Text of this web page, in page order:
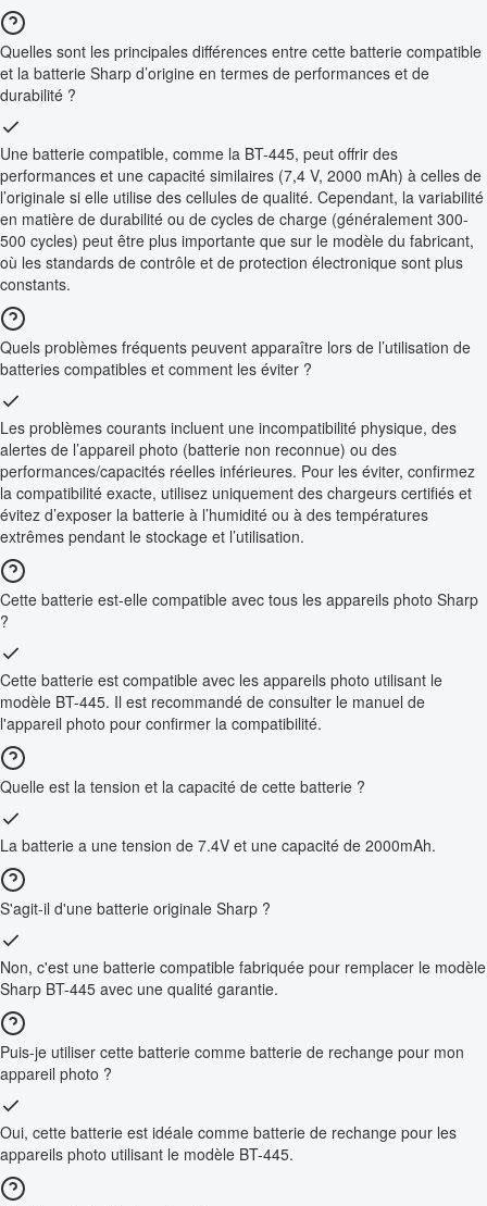
Quelles sont les principales différences entre cette batterie compatible
et la batterie Sharp d’origine en termes de performances et de
durabilité ?
Une batterie compatible, comme la BT-445, peut offrir des
performances et une capacité similaires (7,4 V, 2000 mAh) à celles de
l’originale si elle utilise des cellules de qualité. Cependant, la variabilité
en matière de durabilité ou de cycles de charge (généralement 300-
500 cycles) peut être plus importante que sur le modèle du fabricant,
où les standards de contrôle et de protection électronique sont plus
constants.
Quels problèmes fréquents peuvent apparaître lors de l’utilisation de
batteries compatibles et comment les éviter ?
Les problèmes courants incluent une incompatibilité physique, des
alertes de l’appareil photo (batterie non reconnue) ou des
performances/capacités réelles inférieures. Pour les éviter, confirmez
la compatibilité exacte, utilisez uniquement des chargeurs certifiés et
évitez d’exposer la batterie à l’humidité ou à des températures
extrêmes pendant le stockage et l’utilisation.
Cette batterie est-elle compatible avec tous les appareils photo Sharp
?
Cette batterie est compatible avec les appareils photo utilisant le
modèle BT-445. Il est recommandé de consulter le manuel de
l'appareil photo pour confirmer la compatibilité.
Quelle est la tension et la capacité de cette batterie ?
La batterie a une tension de 7.4V et une capacité de 2000mAh.
S'agit-il d'une batterie originale Sharp ?
Non, c'est une batterie compatible fabriquée pour remplacer le modèle
Sharp BT-445 avec une qualité garantie.
Puis-je utiliser cette batterie comme batterie de rechange pour mon
appareil photo ?
Oui, cette batterie est idéale comme batterie de rechange pour les
appareils photo utilisant le modèle BT-445.